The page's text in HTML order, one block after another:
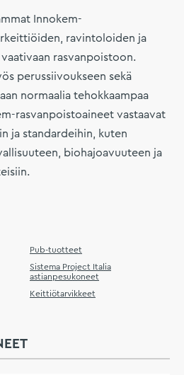
Innokem-
ravintoloiden ja
rasvanpoistoon.
perussiivoukseen sekä
normaalia tehokkaampaa
rasvanpoistoaineet vastaavat
ja standardeihin, kuten
biohajoavuuteen ja
Pub-tuotteet
Sistema Project Italia
astianpesukoneet
Keittiötarvikkeet